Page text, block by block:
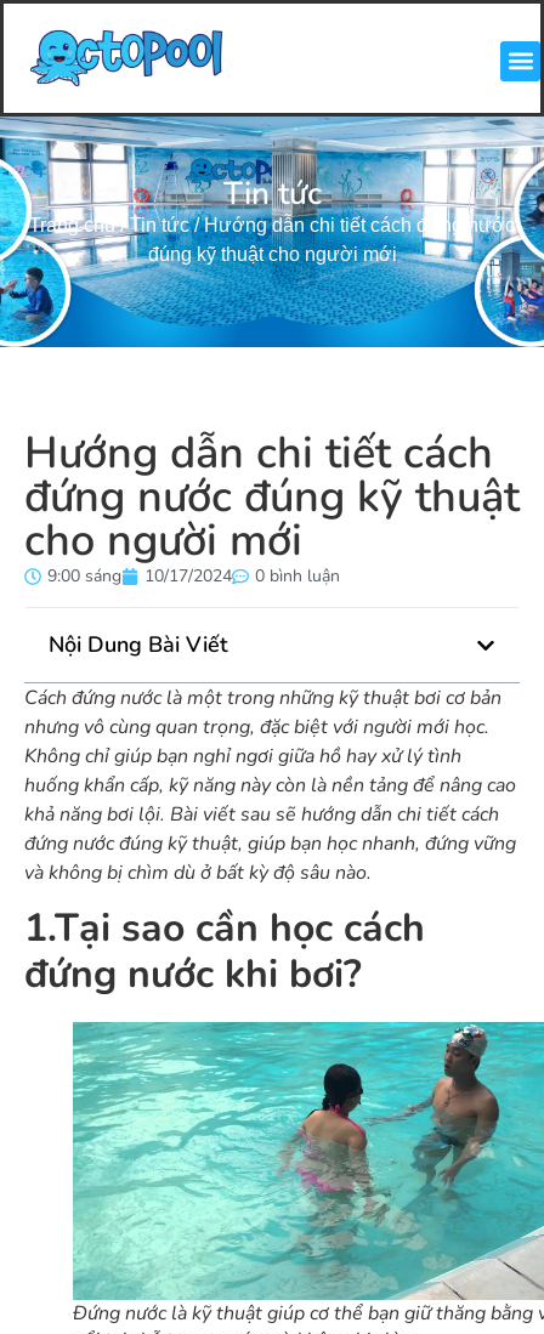
Tin tức
Trang chủ/Tin tức/Hướng dẫn chi tiết cách đứng nước
đúng kỹ thuật cho người mới
Hướng dẫn chi tiết cách
đứng nước đúng kỹ thuật
cho người mới
9:00 sáng 10/17/2024 0 bình luận
Nội Dung Bài Viết
Cách đứng nước là một trong những kỹ thuật bơi cơ bản
nhưng vô cùng quan trọng, đặc biệt với người mới học.
Không chỉ giúp bạn nghỉ ngơi giữa hồ hay xử lý tình
huống khẩn cấp, kỹ năng này còn là nền tảng để nâng cao
khả năng bơi lội. Bài viết sau sẽ hướng dẫn chi tiết cách
đứng nước đúng kỹ thuật, giúp bạn học nhanh, đứng vững
và không bị chìm dù ở bất kỳ độ sâu nào.
1.Tại sao cần học cách
đứng nước khi bơi?
Đứng nước là kỹ thuật giúp cơ thể bạn giữ thăng bằng